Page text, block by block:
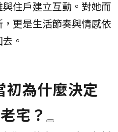
住戶建立互動。對她而
更是生活節奏與情感依
。
初為什麼決定
宅？